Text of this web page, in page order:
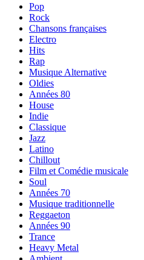
Pop
Rock
Chansons françaises
Electro
Hits
Rap
Musique Alternative
Oldies
Années 80
House
Indie
Classique
Jazz
Latino
Chillout
Film et Comédie musicale
Soul
Années 70
Musique traditionnelle
Reggaeton
Années 90
Trance
Heavy Metal